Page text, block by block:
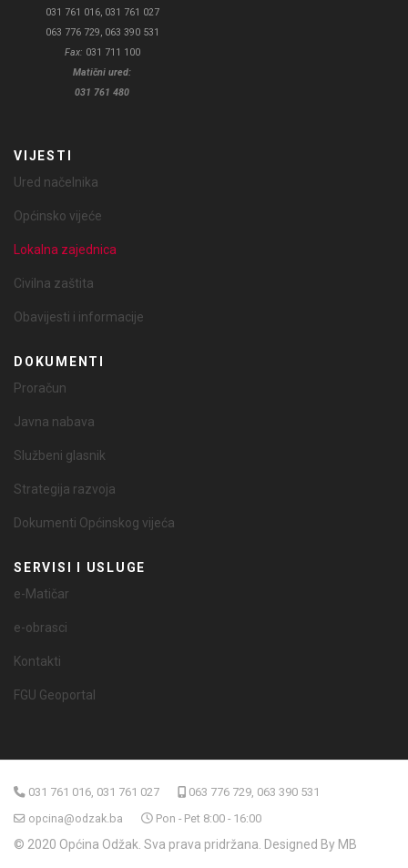
031 761 016, 031 761 027
063 776 729, 063 390 531
Fax: 031 711 100
Matični ured:
031 761 480
VIJESTI
Ured načelnika
Općinsko vijeće
Lokalna zajednica
Civilna zaštita
Obavijesti i informacije
DOKUMENTI
Proračun
Javna nabava
Službeni glasnik
Strategija razvoja
Dokumenti Općinskog vijeća
SERVISI I USLUGE
e-Matičar
e-obrasci
Kontakti
FGU Geoportal
031 761 016, 031 761 027
063 776 729, 063 390 531
opcina@odzak.ba
Pon - Pet 8:00 - 16:00
© 2020 Općina Odžak. Sva prava pridržana. Designed By MB